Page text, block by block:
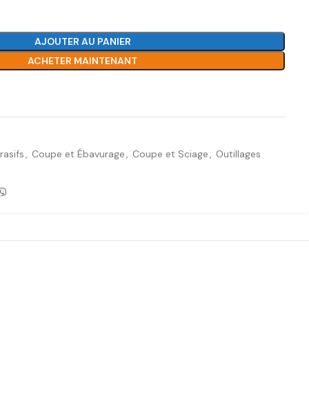
AJOUTER AU PANIER
ACHETER MAINTENANT
, Coupe et Ébavurage, Coupe et Sciage, Outillages